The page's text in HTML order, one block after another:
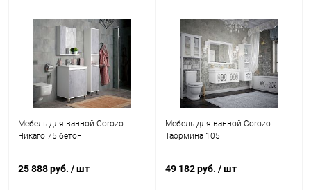
Мебель для ванной Corozo
Чикаго 75 бетон
25 888 руб. / шт
Мебель для ванной Corozo
Таормина 105
49 182 руб. / шт